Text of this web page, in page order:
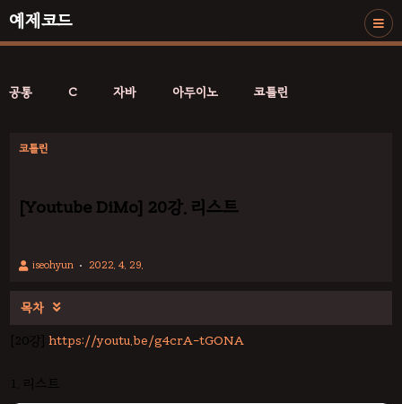
예제코드
공통 C 자바 아두이노 코틀린
코틀린
[Youtube DiMo] 20강. 리스트
iseohyun 2022. 4. 29.
목차 
[20강] https://youtu.be/g4crA-tGONA
1. 리스트